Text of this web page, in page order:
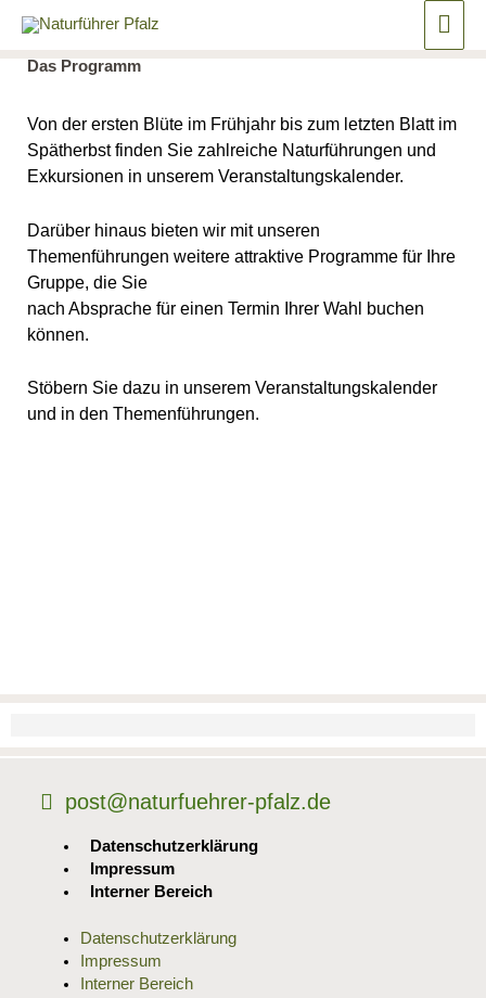
springen
Inhalt
Das Programm
Von der ersten Blüte im Frühjahr bis zum letzten Blatt im
Spätherbst finden Sie zahlreiche Naturführungen und
Exkursionen in unserem Veranstaltungskalender.
Darüber hinaus bieten wir mit unseren
Themenführungen weitere attraktive Programme für Ihre
Gruppe, die Sie
nach Absprache für einen Termin Ihrer Wahl buchen
können.
Stöbern Sie dazu in unserem Veranstaltungskalender
und in den Themenführungen.
post@naturfuehrer-pfalz.de
Datenschutzerklärung
Impressum
Interner Bereich
Datenschutzerklärung
Impressum
Interner Bereich